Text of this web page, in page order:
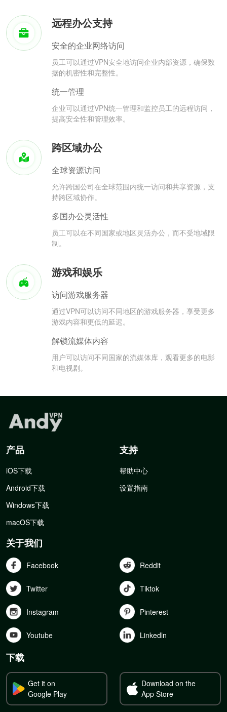
远程办公支持
安全的企业网络访问
员工可以通过VPN安全地访问企业内部资源，确保数
据的机密性和完整性。
统一管理
企业可以通过VPN统一管理和监控员工的远程访问，
提高安全性和管理效率。
跨区域办公
全球资源访问
允许跨国公司在全球范围内统一访问和共享资源，支
持跨区域协作。
多国办公灵活性
员工可以在不同国家或地区灵活办公，而不受地域限
制。
游戏和娱乐
访问游戏服务器
通过VPN可以访问不同地区的游戏服务器，享受更多
游戏内容和更低的延迟。
解锁流媒体内容
用户可以访问不同国家的流媒体库，观看更多的电影
和电视剧。
产品
iOS下载
Android下载
Windows下载
macOS下载
支持
帮助中心
设置指南
关于我们
Facebook Reddit
Twitter Tiktok
Instagram Pinterest
Youtube Linkedln
下载
Get it on
Google Play
Download on the
App Store